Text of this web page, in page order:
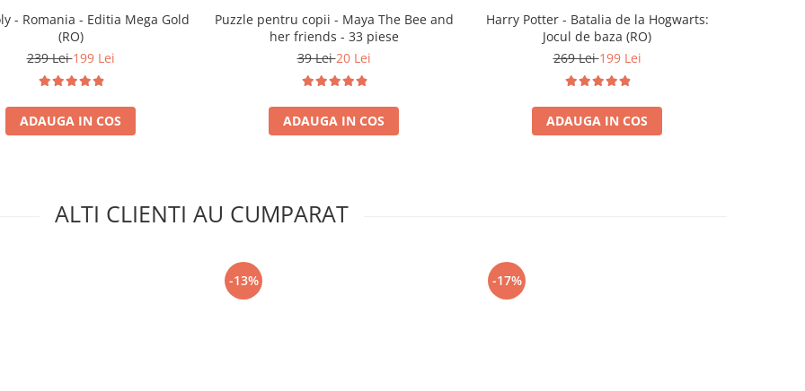
- Romania - Editia Mega Gold
(RO)
239 Lei199 Lei
ADAUGA IN COS
Puzzle pentru copii - Maya The Bee and
her friends - 33 piese
39 Lei20 Lei
ADAUGA IN COS
Harry Potter - Batalia de la Hogwarts:
Jocul de baza (RO)
269 Lei199 Lei
ADAUGA IN COS
ALTI CLIENTI AU CUMPARAT
-13% -17%